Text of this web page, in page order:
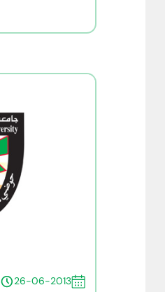
26-06-2013